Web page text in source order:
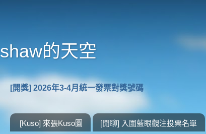
shaw的天空
[開獎] 2026年3-4月統一發票對獎號碼
[Kuso] 來張Kuso圖 [閒聊] 入圍藍眼觀注投票名單